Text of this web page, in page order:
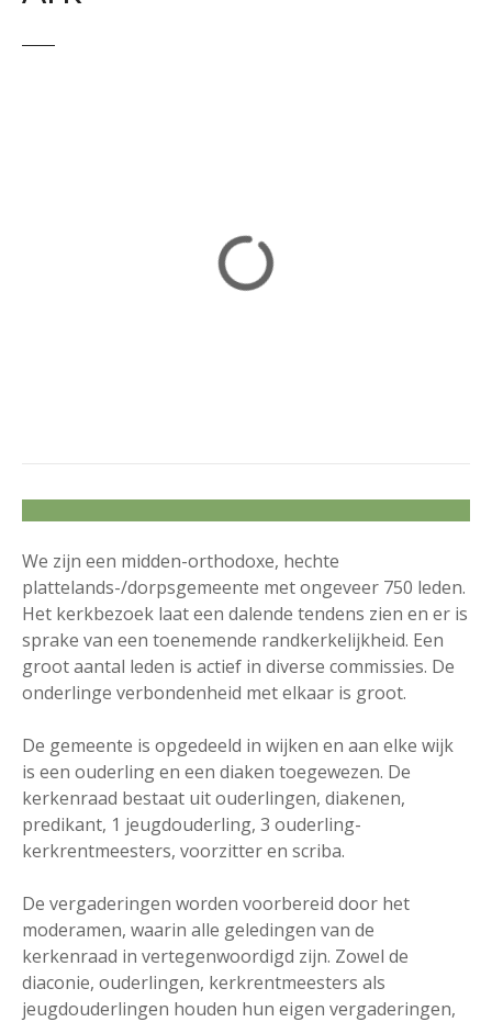
We zijn een midden-orthodoxe, hechte
plattelands-/dorpsgemeente met ongeveer 750 leden.
Het kerkbezoek laat een dalende tendens zien en er is
sprake van een toenemende randkerkelijkheid. Een
groot aantal leden is actief in diverse commissies. De
onderlinge verbondenheid met elkaar is groot.
De gemeente is opgedeeld in wijken en aan elke wijk
is een ouderling en een diaken toegewezen. De
kerkenraad bestaat uit ouderlingen, diakenen,
predikant, 1 jeugdouderling, 3 ouderling-
kerkrentmeesters, voorzitter en scriba.
De vergaderingen worden voorbereid door het
moderamen, waarin alle geledingen van de
kerkenraad in vertegenwoordigd zijn. Zowel de
diaconie, ouderlingen, kerkrentmeesters als
jeugdouderlingen houden hun eigen vergaderingen,